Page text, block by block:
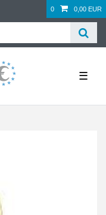
0 0,00 EUR
☰